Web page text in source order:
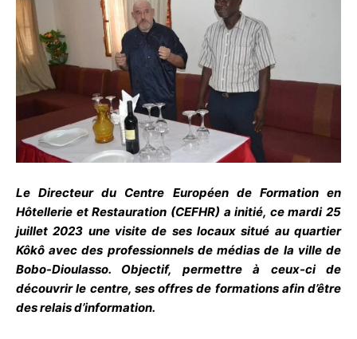
Le Directeur du Centre Européen de Formation en
Hôtellerie et Restauration (CEFHR) a initié, ce mardi 25
juillet 2023 une visite de ses locaux situé au quartier
Kôkô avec des professionnels de médias de la ville de
Bobo-Dioulasso. Objectif, permettre à ceux-ci de
découvrir le centre, ses offres de formations afin d’être
des relais d’information.